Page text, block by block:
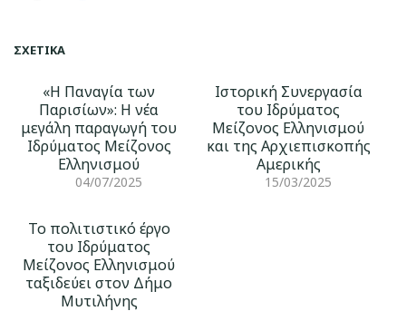
ΣΧΕΤΙΚΆ
«Η Παναγία των
Παρισίων»: Η νέα
μεγάλη παραγωγή του
Ιδρύματος Μείζονος
Ελληνισμού
04/07/2025
Ιστορική Συνεργασία
του Ιδρύματος
Μείζονος Ελληνισμού
και της Αρχιεπισκοπής
Αμερικής
15/03/2025
Το πολιτιστικό έργο
του Ιδρύματος
Μείζονος Ελληνισμού
ταξιδεύει στον Δήμο
Μυτιλήνης